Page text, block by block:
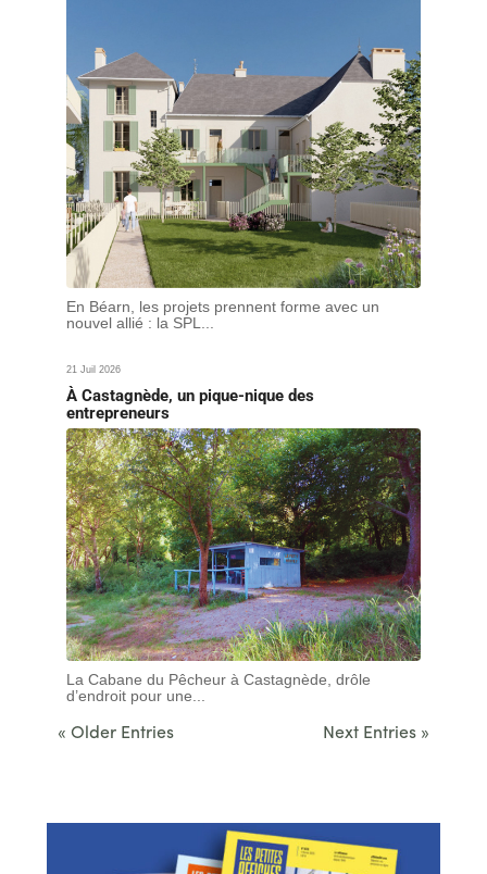
En Béarn, les projets prennent forme avec un
nouvel allié : la SPL...
21 Juil 2026
À Castagnède, un pique-nique des
entrepreneurs
La Cabane du Pêcheur à Castagnède, drôle
d’endroit pour une...
« Older Entries Next Entries »